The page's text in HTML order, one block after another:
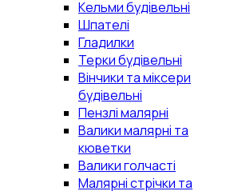
Кельми будівельні
Шпателі
Гладилки
Терки будівельні
Вінчики та міксери
будівельні
Пензлі малярні
Валики малярні та
кюветки
Валики голчасті
Малярні стрічки та